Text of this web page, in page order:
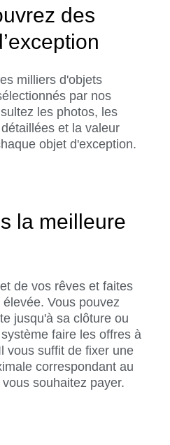
des
milliers d'objets
par nos
les photos, les
et la valeur
objet d'exception.
la meilleure
de vos rêves et faites
élevée. Vous pouvez
jusqu'à sa clôture ou
faire les offres à
vous suffit de fixer une
correspondant au
souhaitez payer.